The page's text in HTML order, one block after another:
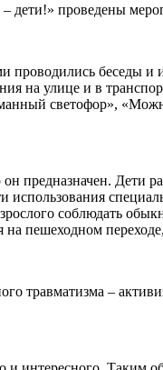
проведены
беседы
улице и в
светофор»,
предназначен. Дети
использования
соблюдать
пешеходном
–